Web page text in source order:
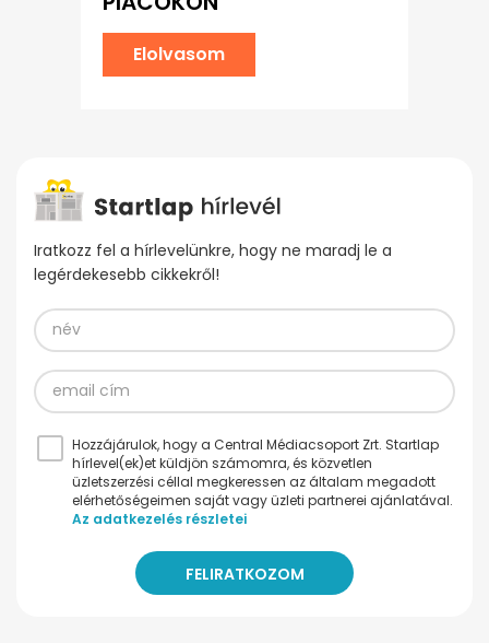
Elolvasom
Iratkozz fel a hírlevelünkre, hogy ne maradj le a
legérdekesebb cikkekről!
Hozzájárulok, hogy a Central Médiacsoport Zrt. Startlap
hírlevel(ek)et küldjön számomra, és közvetlen
üzletszerzési céllal megkeressen az általam megadott
elérhetőségeimen saját vagy üzleti partnerei ajánlatával.
Az adatkezelés részletei